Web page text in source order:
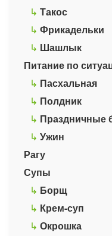
↳ Такос
↳ Фрикадельки
↳ Шашлык
Питание по
↳ Пасхальная
↳ Полдник
↳ Праздничные
↳ Ужин
Рагу
Супы
↳ Борщ
↳ Крем-суп
↳ Окрошка